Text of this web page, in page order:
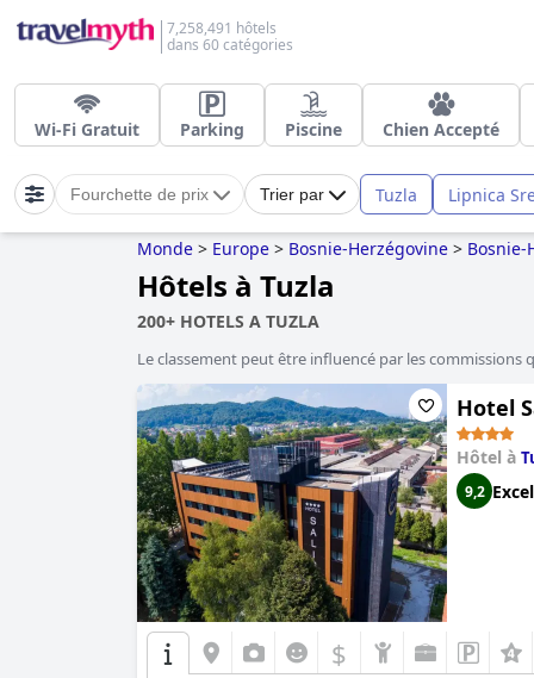
7,258,491 hôtels
dans 60 catégories
Wi-Fi Gratuit Parking Piscine Chien Accepté
Fourchette de prix Trier par Tuzla Lipnica
Monde > Europe > Bosnie-Herzégovine > Bosnie-
Hôtels à Tuzla
200+ HOTELS A TUZLA
Le classement peut être influencé par les commissions
Hotel
Hôtel à
9,2
$